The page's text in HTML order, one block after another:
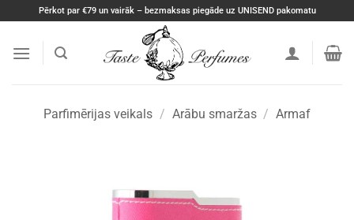
content
Pērkot par €79 un vairāk – bezmaksas piegāde uz UNISEND pakomatu
Parfimērijas veikals / Arābu smaržas / Armaf